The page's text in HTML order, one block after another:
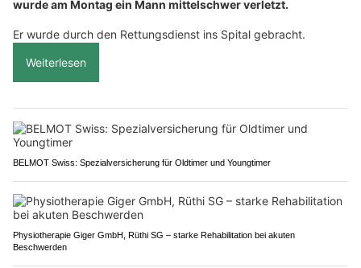
wurde am Montag ein Mann mittelschwer verletzt.
Er wurde durch den Rettungsdienst ins Spital gebracht.
Weiterlesen
BELMOT Swiss: Spezialversicherung für Oldtimer und Youngtimer
Physiotherapie Giger GmbH, Rüthi SG – starke Rehabilitation bei akuten
Beschwerden